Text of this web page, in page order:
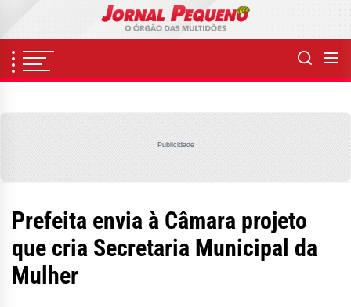
content
Publicidade
Prefeita envia à Câmara projeto
que cria Secretaria Municipal da
Mulher